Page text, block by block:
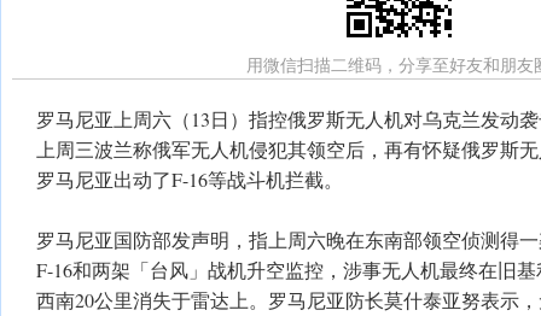
用微信扫描二维码，分享至好友和朋友
罗马尼亚上周六（13日）指控俄罗斯无人机对乌克兰发动
上周三波兰称俄军无人机侵犯其领空后，再有怀疑俄罗斯
罗马尼亚出动了F-16等战斗机拦截。
罗马尼亚国防部发声明，指上周六晚在东南部领空侦测得
F-16和两架「台风」战机升空监控，涉事无人机最终在旧基
西南20公里消失于雷达上。罗马尼亚防长莫什泰亚努表示